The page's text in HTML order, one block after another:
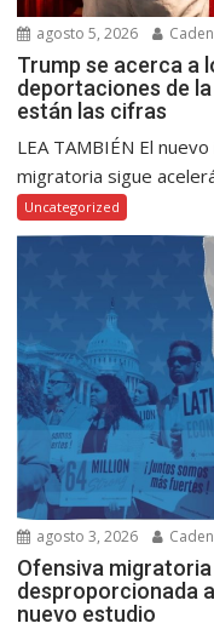
agosto 5, 2026
Trump se acerca a
deportaciones de
están las cifras
LEA TAMBIÉN El
migratoria sigue
Uncategorized
agosto 3, 2026
Ofensiva
desproporcionada
nuevo estudio